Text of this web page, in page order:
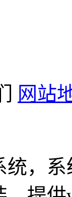
网站
统，